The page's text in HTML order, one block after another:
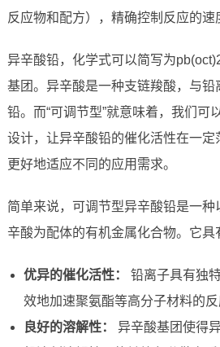
反应物和配方），精确控制反应的速
异辛酸铅，化学式可以简写为
基团。异辛酸是一种支链羧酸，与铅
铅。而“可调节型”就意味着，我们可
设计，让异辛酸铅的催化活性在一定
更好地适应不同的应用需求。
简单来说，可调节型异辛酸铅是一
辛酸为配体的有机金属化合物。它具
优异的催化活性：
铅离子具有独
效地加速聚氨酯等高分子材料的反
良好的溶解性：
异辛酸基团使得